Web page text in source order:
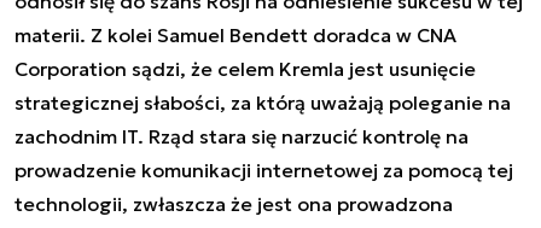
materii. Z kolei Samuel Bendett doradca w CNA
Corporation sądzi, że celem Kremla jest usunięcie
strategicznej słabości, za którą uważają poleganie na
zachodnim IT. Rząd stara się narzucić kontrolę na
prowadzenie komunikacji internetowej za pomocą tej
technologii, zwłaszcza że jest ona prowadzona